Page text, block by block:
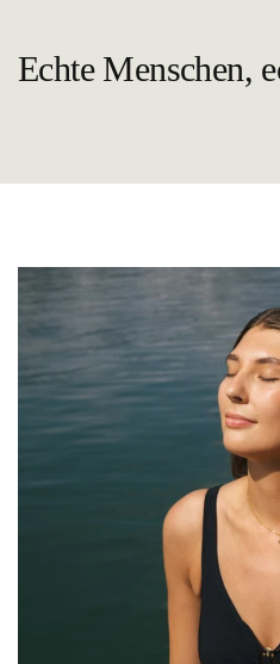
Echte Menschen,